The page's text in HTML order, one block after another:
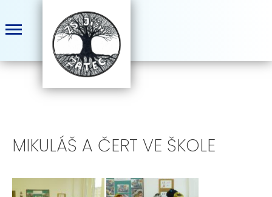
MIKULÁŠ A ČERT VE ŠKOLE